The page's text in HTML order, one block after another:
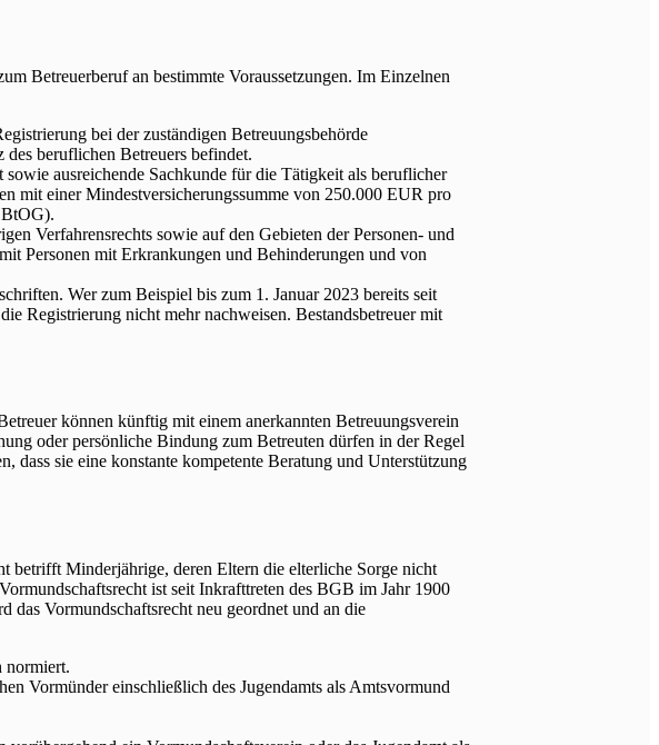
Betreuerberuf an bestimmte Voraussetzungen. Im Einzelnen
bei der zuständigen Betreuungsbehörde
beruflichen Betreuers befindet.
ausreichende Sachkunde für die Tätigkeit als beruflicher
mit einer Mindestversicherungssumme von 250.000 EUR pro
BtOG).
Verfahrensrechts sowie auf den Gebieten der Personen- und
Personen mit Erkrankungen und Behinderungen und von
Wer zum Beispiel bis zum 1. Januar 2023 bereits seit
Registrierung nicht mehr nachweisen. Be­standsbetreuer mit
können künftig mit einem anerkannten Betreuungsverein
oder persönliche Bindung zum Betreuten dürfen in der Regel
dass sie eine konstante kompetente Beratung und Unterstützung
betrifft Minderjährige, deren Eltern die elterliche Sorge nicht
ist seit Inkrafttreten des BGB im Jahr 1900
Vormundschaftsrecht neu geordnet und an die
normiert.
Vormünder einschließlich des Jugendamts als Amtsvormund